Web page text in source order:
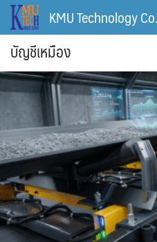
Skip
content
KMU Technology
บัญชีเหมือง